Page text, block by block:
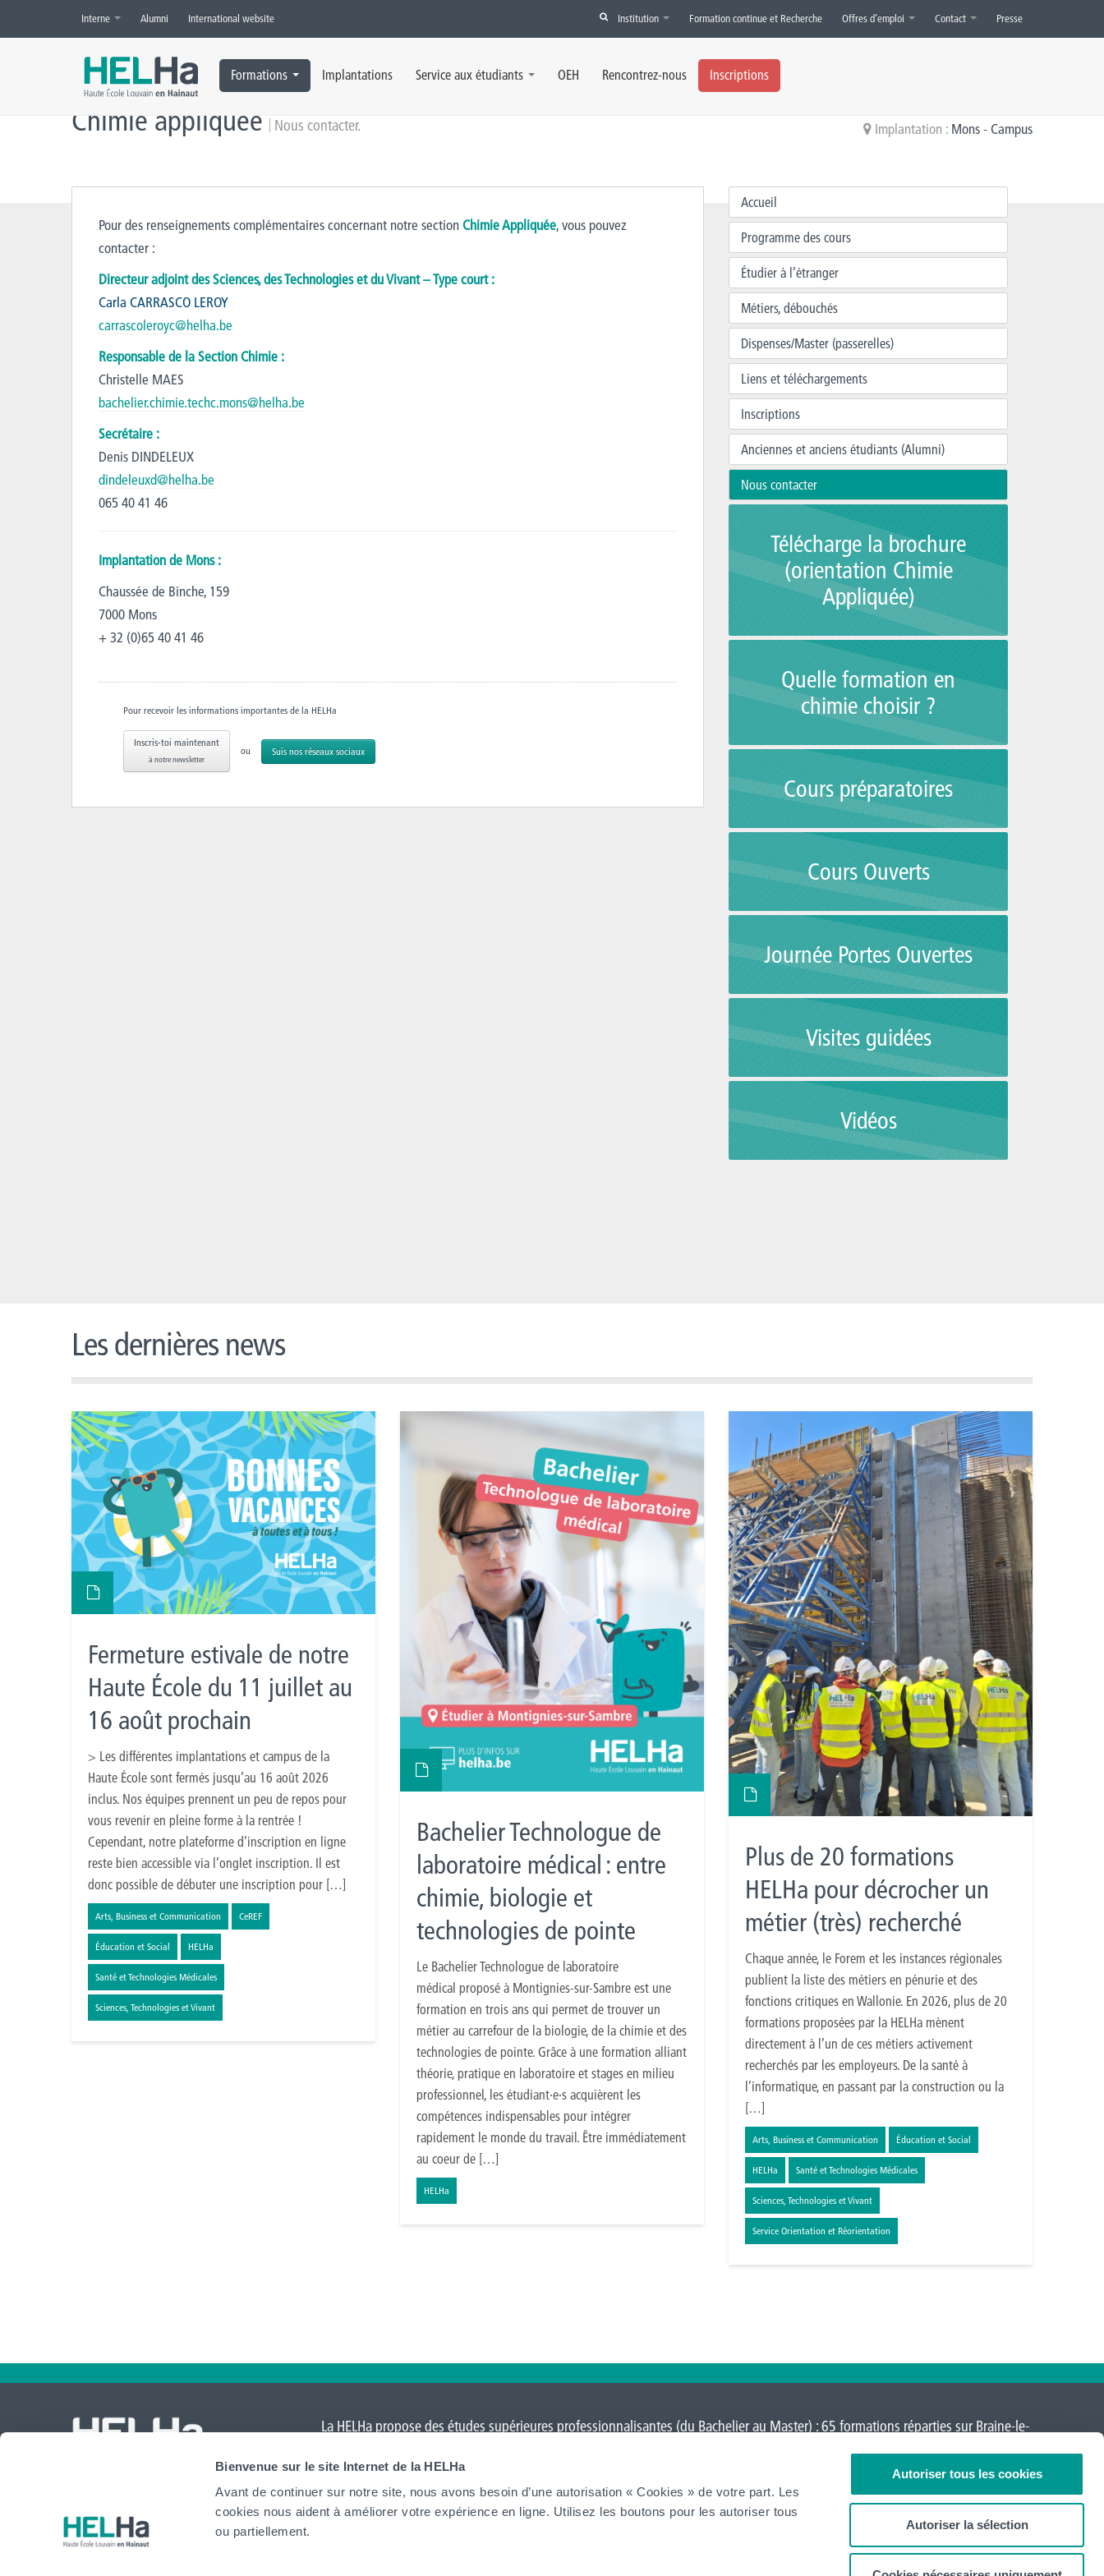
Bienvenue sur le site Internet de la HELHa
Avant de continuer sur notre site, nous avons besoin d’une autorisation « Cookies » de votre part. Les
cookies nous aident à améliorer votre expérience en ligne. Utilisez les boutons pour les autoriser tous
ou partiellement.
Autoriser tous les cookies
Autoriser la sélection
Interne Alumni International website Institution Formation continue et Recherche Offres d’emploi Contact Presse
Formations Implantations Service aux étudiants OEH Rencontrez-nous Inscriptions
Accueil » Chimie appliquée » Nous contacter
Chimie appliquée Nous contacter. Implantation : Mons - Campus
Pour des renseignements complémentaires concernant notre sectionChimie Appliquée, vous pouvez
contacter :
Directeur adjoint des Sciences, des Technologies et du Vivant – Type court :
Carla CARRASCO LEROY
carrascoleroyc@helha.be
Responsable de la Section Chimie :
Christelle MAES
bachelier.chimie.techc.mons@helha.be
Secrétaire :
Denis DINDELEUX
dindeleuxd@helha.be
065 40 41 46
Implantation de Mons :
Chaussée de Binche, 159
7000 Mons
+ 32 (0)65 40 41 46
Pour recevoir les informations importantes de la HELHa
Inscris-toi maintenant
à notre newsletter
ou Suis nos réseaux sociaux
Accueil
Programme des cours
Étudier à l’étranger
Métiers, débouchés
Dispenses/Master (passerelles)
Liens et téléchargements
Inscriptions
Anciennes et anciens étudiants (Alumni)
Nous contacter
Télécharge la brochure
(orientation Chimie
Appliquée)
Quelle formation en
chimie choisir ?
Cours préparatoires
Cours Ouverts
Journée Portes Ouvertes
Visites guidées
Vidéos
Les dernières news
Fermeture estivale de notre
Haute École du 11 juillet au
16 août prochain
> Les différentes implantations et campus de la
Haute École sont fermés jusqu’au 16 août 2026
inclus. Nos équipes prennent un peu de repos pour
vous revenir en pleine forme à la rentrée !
Cependant, notre plateforme d’inscription en ligne
reste bien accessible via l’onglet inscription. Il est
donc possible de débuter une inscription pour […]
Arts, Business et Communication CeREF
Éducation et Social HELHa
Santé et Technologies Médicales
Sciences, Technologies et Vivant
Bachelier Technologue de
laboratoire médical : entre
chimie, biologie et
technologies de pointe
Le Bachelier Technologue de laboratoire
médical proposé à Montignies-sur-Sambre est une
formation en trois ans qui permet de trouver un
métier au carrefour de la biologie, de la chimie et des
technologies de pointe. Grâce à une formation alliant
théorie, pratique en laboratoire et stages en milieu
professionnel, les étudiant·e·s acquièrent les
compétences indispensables pour intégrer
rapidement le monde du travail. Être immédiatement
au coeur de […]
HELHa
Plus de 20 formations
HELHa pour décrocher un
métier (très) recherché
Chaque année, le Forem et les instances régionales
publient la liste des métiers en pénurie et des
fonctions critiques en Wallonie. En 2026, plus de 20
formations proposées par la HELHa mènent
directement à l’un de ces métiers activement
recherchés par les employeurs. De la santé à
l’informatique, en passant par la construction ou la
[…]
Arts, Business et Communication Éducation et Social
HELHa Santé et Technologies Médicales
Sciences, Technologies et Vivant
Service Orientation et Réorientation
website
La HELHa propose des études supérieures professionnalisantes (du Bachelier au Master) : 65 formations réparties surBraine-le-
Mouscronet Tournai (Frinoise
Tout voir